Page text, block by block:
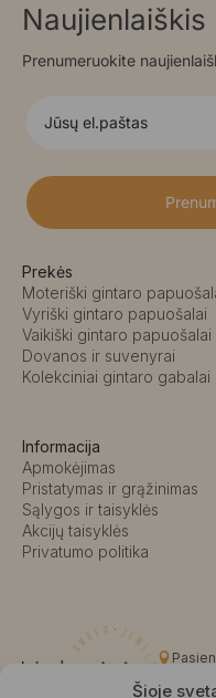
Šioje
Naujienlaiškis
Prenumeruokite
Prekės
Moteriški gintaro
Vyriški gintaro papuošalai
Vaikiški gintaro papuošalai
Dovanos ir suvenyrai
Kolekciniai gintaro gabalai
Informacija
Apmokėjimas
Pristatymas ir grąžinimas
Sąlygos ir taisyklės
Akcijų taisyklės
Privatumo politika